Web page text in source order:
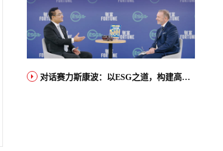
对话赛力斯康波：以ESG之道，构建高端智能汽车品牌全球竞争力